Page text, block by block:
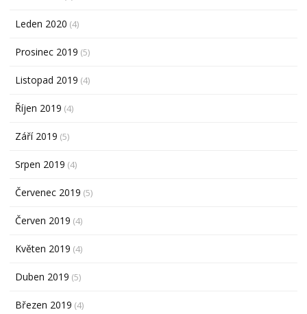
Leden 2020 (4)
Prosinec 2019 (5)
Listopad 2019 (4)
Říjen 2019 (4)
Září 2019 (5)
Srpen 2019 (4)
Červenec 2019 (5)
Červen 2019 (4)
Květen 2019 (4)
Duben 2019 (5)
Březen 2019 (4)